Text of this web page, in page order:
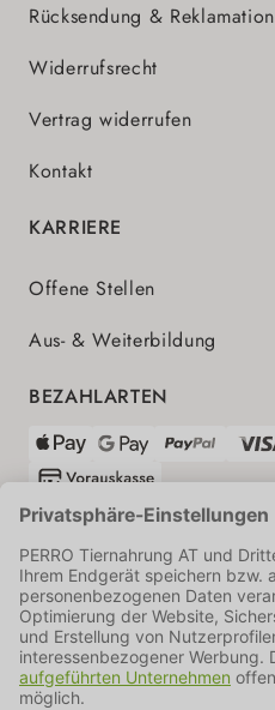
Rücksendung & Reklamation
Widerrufsrecht
Vertrag widerrufen
Kontakt
KARRIERE
Offene Stellen
Aus- & Weiterbildung
BEZAHLARTEN
VERSANDPARTNER